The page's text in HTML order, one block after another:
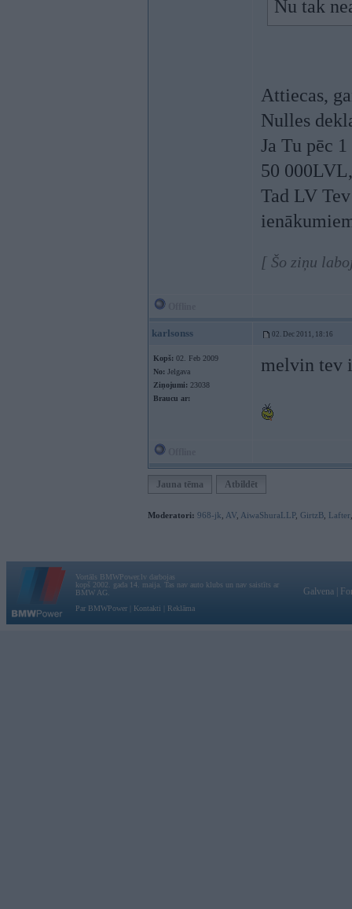
Nu tak
Attiecas,
Nulles
Ja Tu pēc
50
Tad LV
[ Šo ziņu
karlsonss 02. Dec 2011, 18:16
Kopš: 02. Feb 2009
No: Jelgava
Ziņojumi: 23038
Braucu ar:
melvin tev
Jauna tēma Atbildēt
Moderatori: 968-jk AV AiwaShuraLLP, GirtzB Lafter
Vortāls BMWPower.lv darbojas
kopš 2002. gada 14. maija. Tas nav auto klubs un nav saistīts ar
BMW AG.
Par BMWPower
Kontakti Reklāma
Galvena